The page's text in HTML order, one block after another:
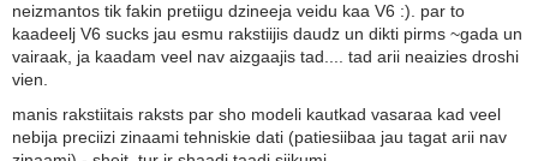
neizmantos tik fakin pretiigu dzineeja veidu kaa V6 :). par to
kaadeelj V6 sucks jau esmu rakstiijis daudz un dikti pirms ~gada un
vairaak, ja kaadam veel nav aizgaajis tad.... tad arii neaizies droshi
vien.
manis rakstiitais raksts par sho modeli kautkad vasaraa kad veel
nebija preciizi zinaami tehniskie dati (patiesiibaa jau tagat arii nav